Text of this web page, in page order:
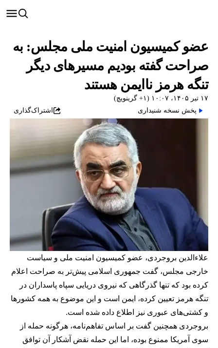
عضو کمیسیون امنیت ملی مجلس: به
صراحت گفته بودیم مسیرهای دیگر
تنگه هرمز ناایمن هستند
۱۷ تیر ۱۴۰۵، ۱۰:۰۷ (‎+۱ گرینویچ)
پخش نسخه شنیداری
اشتراک‌گذاری
علاءالدین بروجردی، عضو کمیسیون امنیت ملی و سیاست
خارجی مجلس، گفت جمهوری اسلامی پیش‌تر به صراحت اعلام
کرده بود که تنها گذرگاهی که نیروی دریایی سپاه پاسداران در
تنگه هرمز تعیین کرده، ایمن است و این موضوع به همه کشورها
و کشتی‌های عبوری نیز اطلاع داده شده است.
بروجردی همچنین گفت بر اساس تفاهم‌نامه، هرگونه حمله از
سوی آمریکا ممنوع بوده، اما این حمله نقض آشکار آن توافق